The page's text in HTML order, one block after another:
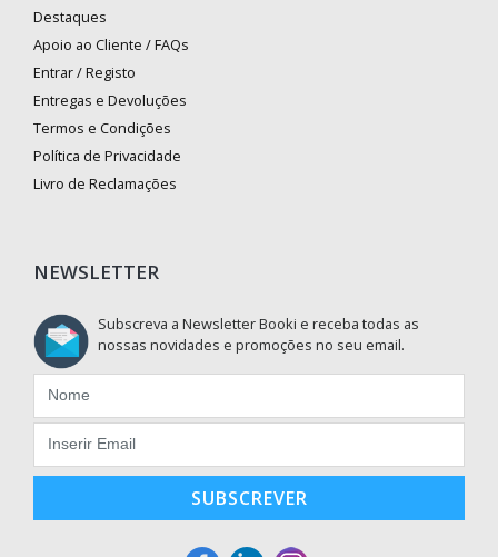
Destaques
Apoio ao Cliente / FAQs
Entrar / Registo
Entregas e Devoluções
Termos e Condições
Política de Privacidade
Livro de Reclamações
NEWSLETTER
Subscreva a Newsletter Booki e receba todas as
nossas novidades e promoções no seu email.
SUBSCREVER